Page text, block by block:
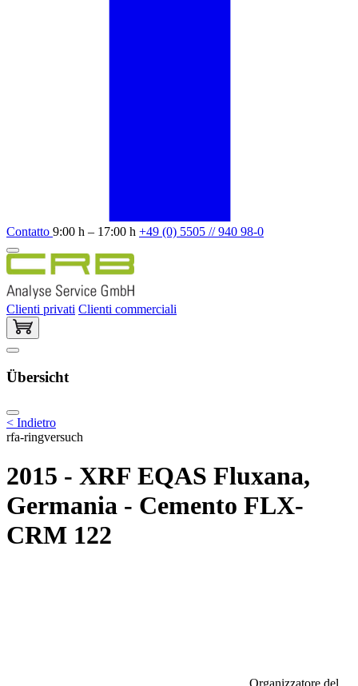
Contatto 9:00 h – 17:00 h +49 (0) 5505 // 940 98-0
Clienti privati Clienti commerciali
Übersicht
< Indietro
rfa-ringversuch
2015 - XRF EQAS Fluxana,
Germania - Cemento FLX-
CRM 122
Organizzatore del